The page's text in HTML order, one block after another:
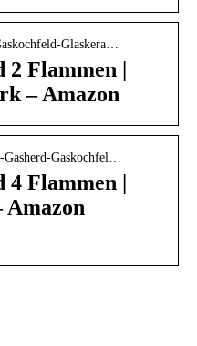
Glaskera…
2 Flammen |
– Amazon
Gaskochfel…
4 Flammen |
Amazon